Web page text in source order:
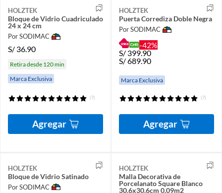
HOLZTEK
Bloque de Vidrio Cuadriculado
24 x 24 cm
Por SODIMAC
S/ 36.90
Retira desde 120 min
Marca Exclusiva
(7)
Agregar
HOLZTEK
Puerta Corrediza Doble Negra
Por SODIMAC
-42%
S/ 399.90
S/689.90
Marca Exclusiva
(7)
Agregar
HOLZTEK
Bloque de Vidrio Satinado
Por SODIMAC
HOLZTEK
Malla Decorativa de
Porcelanato Square Blanco
30.6x30.6cm 0.09m2